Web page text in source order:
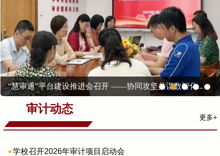
“慧审通”平台建设推进会召开 ——协同攻坚共谋数智化...
审计动态
更多+
学校召开2026年审计项目启动会